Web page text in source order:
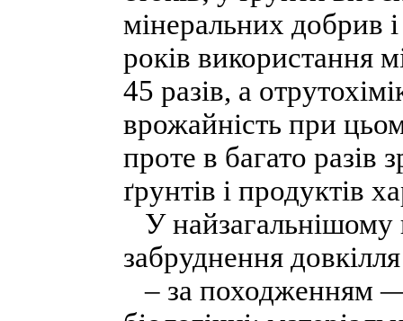
мінеральних добрив
років використання
45 разів, а
врожайність при
проте в багато разів
ґрунтів і продуктів
У найзагальнішому
забруднення
– за походженням —